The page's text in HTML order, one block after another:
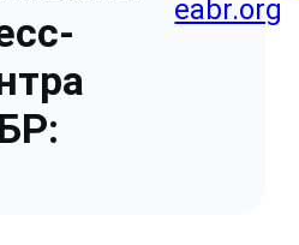
eabr.org